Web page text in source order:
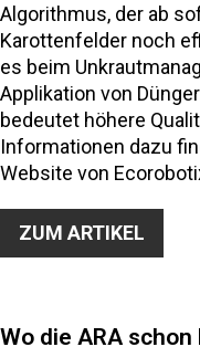
Algorithmus, der ab
Karottenfelder noch
es beim
Applikation von
bedeutet höhere
Informationen dazu
Website von
ZUM ARTIKEL
Wo die ARA